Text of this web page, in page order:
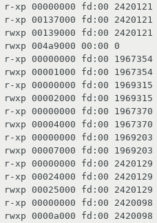
r-xp 00000000 fd:00
r-xp 00137000 fd:00
rwxp 00139000 fd:00
rwxp 004a9000 00:00 0
r-xp 00000000 fd:00
rwxp 00001000 fd:00
r-xp 00000000 fd:00
rwxp 00002000 fd:00
r-xp 00000000 fd:00
rwxp 00004000 fd:00
r-xp 00000000 fd:00
rwxp 00007000 fd:00
r-xp 00000000 fd:00
r-xp 00024000 fd:00
rwxp 00025000 fd:00
r-xp 00000000 fd:00
rwxp 0000a000 fd:00